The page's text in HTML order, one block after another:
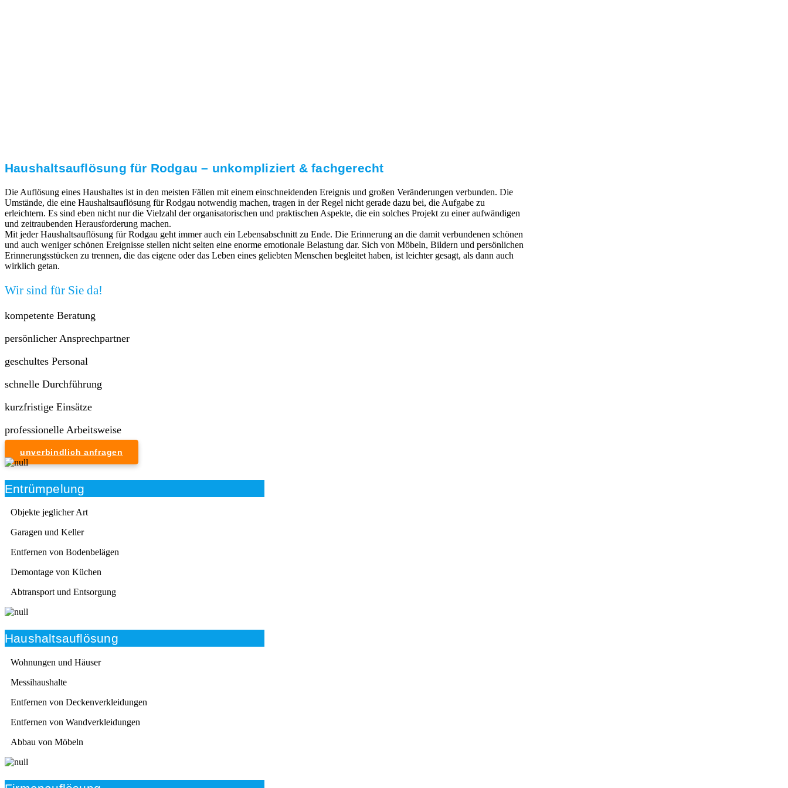
Haushaltsauflösung für Rodgau⁠ – unkompliziert & fachgerecht
Die Auflösung eines Haushaltes ist in den meisten Fällen mit einem einschneidenden Ereignis und großen Veränderungen verbunden. Die
Umstände, die eine Haushaltsauflösung für Rodgau⁠ notwendig machen, tragen in der Regel nicht gerade dazu bei, die Aufgabe zu
erleichtern. Es sind eben nicht nur die Vielzahl der organisatorischen und praktischen Aspekte, die ein solches Projekt zu einer aufwändigen
und zeitraubenden Herausforderung machen.
Mit jeder Haushaltsauflösung für Rodgau⁠ geht immer auch ein Lebensabschnitt zu Ende. Die Erinnerung an die damit verbundenen schönen
und auch weniger schönen Ereignisse stellen nicht selten eine enorme emotionale Belastung dar. Sich von Möbeln, Bildern und persönlichen
Erinnerungsstücken zu trennen, die das eigene oder das Leben eines geliebten Menschen begleitet haben, ist leichter gesagt, als dann auch
wirklich getan.
Wir sind für Sie da!
kompetente Beratung
persönlicher Ansprechpartner
geschultes Personal
schnelle Durchführung
kurzfristige Einsätze
professionelle Arbeitsweise
unverbindlich anfragen
Entrümpelung
Objekte jeglicher Art
Garagen und Keller
Entfernen von Bodenbelägen
Demontage von Küchen
Abtransport und Entsorgung
Haushaltsauflösung
Wohnungen und Häuser
Messihaushalte
Entfernen von Deckenverkleidungen
Entfernen von Wandverkleidungen
Abbau von Möbeln